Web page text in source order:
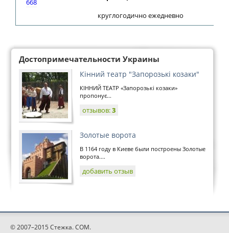
668
круглогодично ежедневно
Достопримечательности Украины
Кінний театр "Запорозькі козаки"
КІННИЙ ТЕАТР «Запорозькі козаки»
пропонує...
отзывов:3
Золотые ворота
В 1164 году в Киеве были построены Золотые
ворота....
добавить отзыв
© 2007–2015 Стежка. COM.